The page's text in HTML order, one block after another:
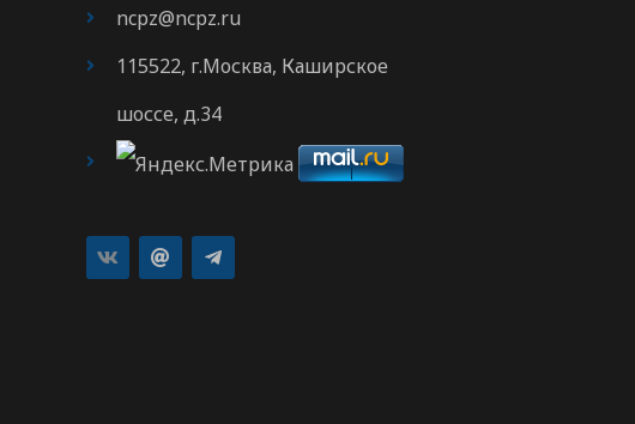
ncpz@ncpz.ru
115522, г.Москва, Каширское
шоссе, д.34